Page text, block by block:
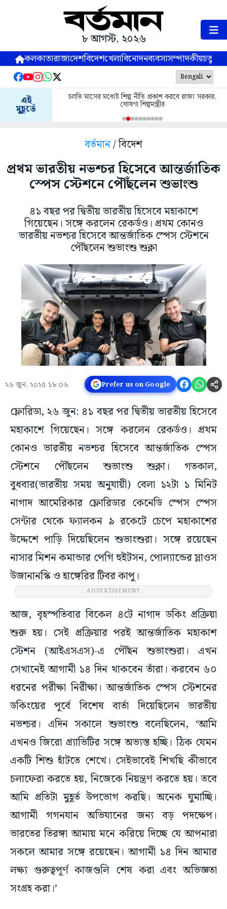
৮ আগস্ট, ২০২৬
কলকাতারাজ্যদেশবিদেশখেলাবিনোদনব্যবসাসম্পাদকীয়
এই
মুহূর্তে
চলতি মাসের মধ্যেই শিল্প নীতি প্রকাশ করবে রাজ্য সরকার,
ঘোষণা শিল্পমন্ত্রীর
বর্তমান/ বিদেশ
প্রথম ভারতীয় নভশ্চর হিসেবে আন্তর্জাতিক
স্পেস স্টেশনে পৌঁছলেন শুভাংশু
৪১ বছর পর দ্বিতীয় ভারতীয় হিসেবে মহাকাশে
গিয়েছেন। সঙ্গে করলেন রেকর্ডও। প্রথম কোনও
ভারতীয় নভশ্চর হিসেবে আন্তর্জাতিক স্পেস স্টেশনে
পৌঁছলেন শুভাংশু শুক্লা
২৬ জুন, ২০২৫ ১৮:০৬ Prefer us on Google
ফ্লোরিডা, ২৬ জুন: ৪১ বছর পর দ্বিতীয় ভারতীয় হিসেবে
মহাকাশে গিয়েছেন। সঙ্গে করলেন রেকর্ডও। প্রথম
কোনও ভারতীয় নভশ্চর হিসেবে আন্তর্জাতিক স্পেস
স্টেশনে পৌঁছলেন শুভাংশু শুক্লা। গতকাল,
বুধবার(ভারতীয় সময় অনুযায়ী) বেলা ১২টা ১ মিনিট
নাগাদ আমেরিকার ফ্লোরিডার কেনেডি স্পেস স্পেস
সেন্টার থেকে ফ্যালকন ৯ রকেটে চেপে মহাকাশের
উদ্দেশে পাড়ি দিয়েছিলেন শুভাংশুরা। সঙ্গে রয়েছেন
নাসার মিশন কমান্ডার পেগি হুইটসন, পোল্যান্ডের স্লাওস
উজানানস্কি ও হাঙ্গেরির টিবর কাপু।
ADVERTISEMENT
আজ, বৃহস্পতিবার বিকেল ৪টে নাগাদ ডকিং প্রক্রিয়া
শুরু হয়। সেই প্রক্রিয়ার পরই আন্তর্জাতিক মহাকাশ
স্টেশন (আইএসএস)-এ পৌঁছন শুভাংশুরা। এখন
সেখানেই আগামী ১৪ দিন থাকবেন তাঁরা। করবেন ৬০
ধরনের পরীক্ষা নিরীক্ষা। আন্তর্জাতিক স্পেস স্টেশনের
ডকিংয়ের পূর্বে বিশেষ বার্তা দিয়েছিলেন ভারতীয়
নভশ্চর। এদিন সকালে শুভাংশু বলেছিলেন, ‘আমি
এখনও জিরো গ্র্যাভিটির সঙ্গে অভ্যস্ত হচ্ছি। ঠিক যেমন
একটি শিশু হাঁটতে শেখে। সেইভাবেই শিখছি কীভাবে
চলাফেরা করতে হয়, নিজেকে নিয়ন্ত্রণ করতে হয়। তবে
আমি প্রতিটা মুহূর্ত উপভোগ করছি। অনেক ঘুমাচ্ছি।
আগামী গগনযান অভিযানের জন্য বড় পদক্ষেপ।
ভারতের তিরঙ্গা আমায় মনে করিয়ে দিচ্ছে যে আপনারা
সকলে আমার সঙ্গে রয়েছেন। আগামী ১৪ দিন আমার
লক্ষ্য গুরুত্বপূর্ণ কাজগুলি শেষ করা এবং অভিজ্ঞতা
সংগ্রহ করা।’